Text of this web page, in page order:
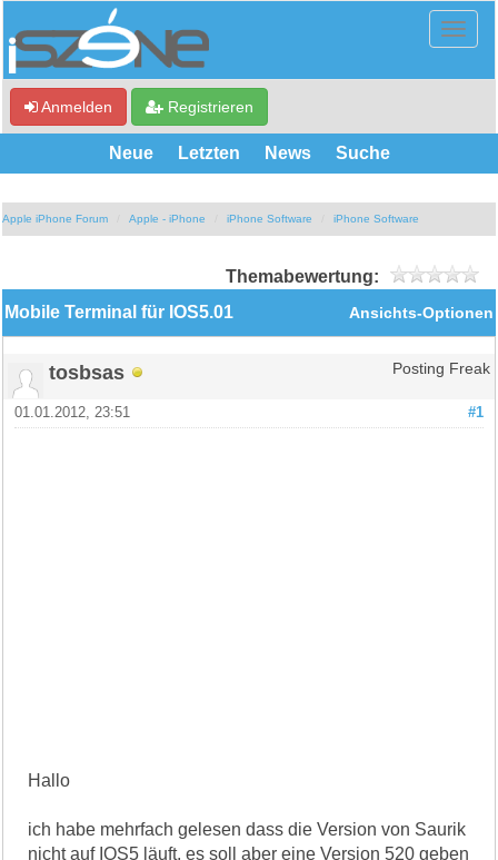
Anmelden Registrieren
Neue Letzten News Suche
Apple iPhone Forum Apple - iPhone iPhone Software iPhone Software
Themabewertung:
Ansichts-Optionen
Mobile Terminal für IOS5.01
tosbsas Posting Freak
#1
01.01.2012, 23:51
Hallo
ich habe mehrfach gelesen dass die Version von Saurik
nicht auf IOS5 läuft, es soll aber eine Version 520 geben